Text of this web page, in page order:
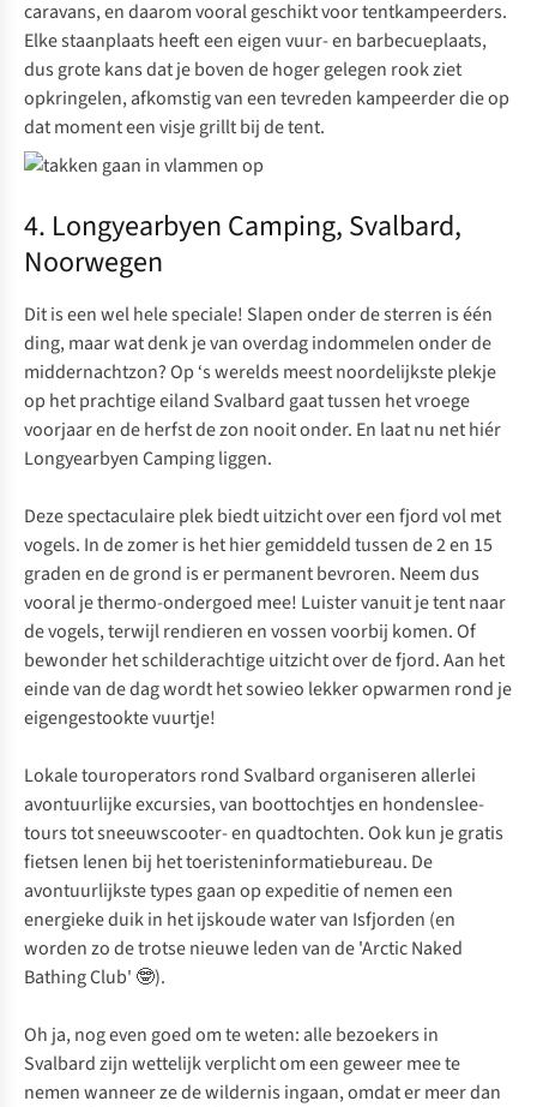
caravans, en daarom vooral geschikt voor tentkampeerders.
Elke staanplaats heeft een eigen vuur- en barbecueplaats,
dus grote kans dat je boven de hoger gelegen rook ziet
opkringelen, afkomstig van een tevreden kampeerder die op
dat moment een visje grillt bij de tent.
4. Longyearbyen Camping, Svalbard,
Noorwegen
Dit is een wel hele speciale! Slapen onder de sterren is één
ding, maar wat denk je van overdag indommelen onder de
middernachtzon? Op ‘s werelds meest noordelijkste plekje
op het prachtige eiland Svalbard gaat tussen het vroege
voorjaar en de herfst de zon nooit onder. En laat nu net hiér
Longyearbyen Campingliggen.
Deze spectaculaire plek biedt uitzicht over een fjord vol met
vogels. In de zomer is het hier gemiddeld tussen de 2 en 15
graden en de grond is er permanent bevroren. Neem dus
vooral je thermo-ondergoed mee! Luister vanuit je tent naar
de vogels, terwijl rendieren en vossen voorbij komen. Of
bewonder het schilderachtige uitzicht over de fjord. Aan het
einde van de dag wordt het sowieo lekker opwarmen rond je
eigengestookte vuurtje!
Lokale touroperators rond Svalbard organiseren allerlei
avontuurlijke excursies, van boottochtjes en hondenslee-
tours tot sneeuwscooter- en quadtochten. Ook kun je gratis
fietsen lenen bij het toeristeninformatiebureau. De
avontuurlijkste types gaan op expeditie of nemen een
energieke duik in het ijskoude water van Isfjorden (en
worden zo de trotse nieuwe leden van de 'Arctic Naked
Bathing Club' 🤓).
Oh ja, nog even goed om te weten: alle bezoekers in
Svalbard zijn wettelijk verplicht om een geweer mee te
nemen wanneer ze de wildernis ingaan, omdat er meer dan